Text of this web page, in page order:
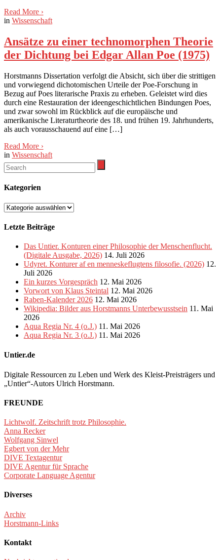
Read More ›
in Wissenschaft
Ansätze zu einer technomorphen Theorie
der Dichtung bei Edgar Allan Poe (1975)
Horstmanns Dissertation verfolgt die Absicht, sich über die strittigen
und vorwiegend dichotomischen Urteile der Poe-Forschung in
Bezug auf Poes literarische Praxis zu erheben. Geleistet wird dies
durch eine Restauration der ideengeschichtlichen Bindungen Poes,
und zwar sowohl im Rückblick auf die europäische und
amerikanische Literaturtheorie des 18. und frühen 19. Jahrhunderts,
als auch vorausschauend auf eine […]
Read More ›
in Wissenschaft
Kategorien
Kategorien
Letzte Beiträge
Das Untier. Konturen einer Philosophie der Menschenflucht.
(Digitale Ausgabe, 2026) 14. Juli 2026
Udyret. Konturer af en menneskeflugtens filosofie. (2026) 12.
Juli 2026
Ein kurzes Vorgespräch 12. Mai 2026
Vorwort von Klaus Steintal 12. Mai 2026
Raben-Kalender 2026 12. Mai 2026
Wikipedia: Bilder aus Horstmanns Unterbewusstsein 11. Mai
2026
Aqua Regia Nr. 4 (o.J.) 11. Mai 2026
Aqua Regia Nr. 3 (o.J.) 11. Mai 2026
Untier.de
Digitale Ressourcen zu Leben und Werk des Kleist-Preisträgers und
„Untier“-Autors Ulrich Horstmann.
FREUNDE
Lichtwolf. Zeitschrift trotz Philosophie.
Anna Recker
Wolfgang Sinwel
Egbert von der Mehr
DIVE Textagentur
DIVE Agentur für Sprache
Corporate Language Agentur
Diverses
Archiv
Horstmann-Links
Kontakt